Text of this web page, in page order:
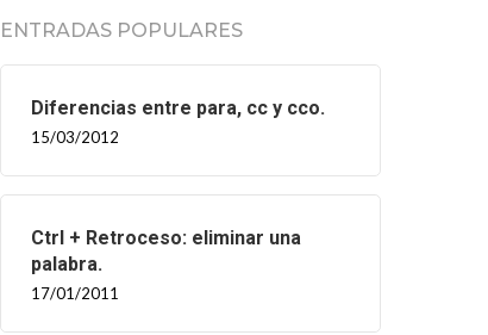
ENTRADAS POPULARES
Diferencias entre para, cc y cco.
15/03/2012
Ctrl + Retroceso: eliminar una
palabra.
17/01/2011